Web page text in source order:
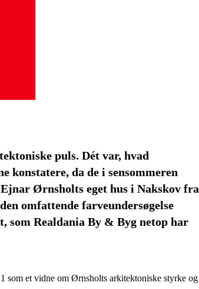
puls. Dét var, hvad
konstatere, da de i sensommeren
Ørnsholts eget hus i Nakskov fra
omfattende farveundersøgelse
som Realdania By & Byg netop har
som et vidne om Ørnsholts arkitektoniske styrke og